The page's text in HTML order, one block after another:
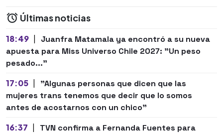
Últimas noticias
18:49
Juanfra Matamala ya encontró a su nueva
apuesta para Miss Universo Chile 2027: "Un peso
pesado..."
17:05
"Algunas personas que dicen que las
mujeres trans tenemos que decir que lo somos
antes de acostarnos con un chico"
16:37
TVN confirma a Fernanda Fuentes para